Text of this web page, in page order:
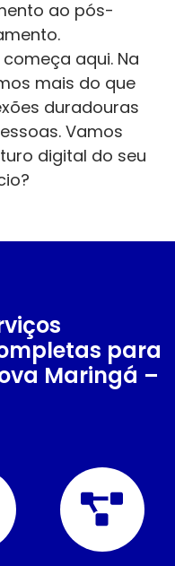
ao pós-
aqui. Na
mais do que
duradouras
Vamos
digital do seu
para
Maringá –